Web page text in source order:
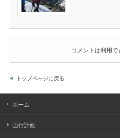
コメントは利用で
トップページに戻る
ホーム
山行計画